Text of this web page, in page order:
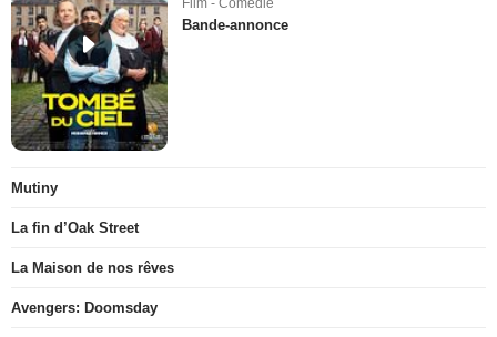
Film - Comédie
Bande-annonce
Mutiny
La fin d’Oak Street
La Maison de nos rêves
Avengers: Doomsday